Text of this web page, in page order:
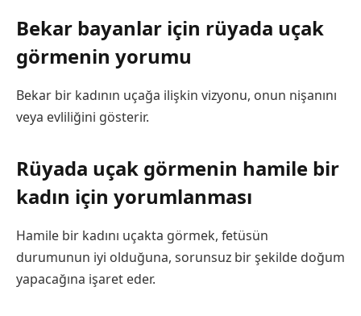
Bekar bayanlar için rüyada uçak
görmenin yorumu
Bekar bir kadının uçağa ilişkin vizyonu, onun nişanını
veya evliliğini gösterir.
Rüyada uçak görmenin hamile bir
kadın için yorumlanması
Hamile bir kadını uçakta görmek, fetüsün
durumunun iyi olduğuna, sorunsuz bir şekilde doğum
yapacağına işaret eder.